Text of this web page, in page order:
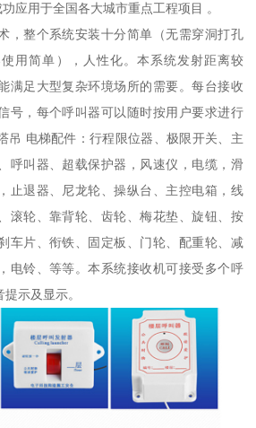
应用于全国各大城市重点工程项目 。
，整个系统安装十分简单（无需穿洞打孔
用简单），人性化。本系统发射距离较
满足大型复杂环境场所的需要。每台接收
号，每个呼叫器可以随时按用户要求进行
吊 电梯配件：行程限位器、极限开关、主
呼叫器、超载保护器，风速仪，电缆，滑
止退器、尼龙轮、操纵台、主控电箱，线
滚轮、靠背轮、齿轮、梅花垫、旋钮、按
车片、衔铁、固定板、门轮、配重轮、减
电铃、等等。本系统接收机可接受多个呼
示及显示。